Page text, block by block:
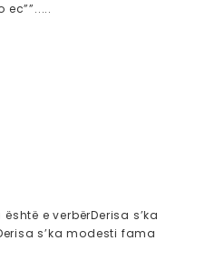
e verbërDerisa s’ka
s’ka modesti fama